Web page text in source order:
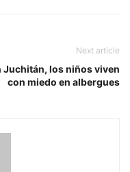
Next article
Juchitán, los niños viven
con miedo en albergues